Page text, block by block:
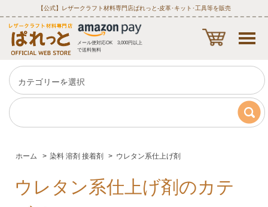
【公式】レザークラフト材料専門店ぱれっと‐皮革･キット･工具等を販売
メール便対応OK 3,000円以上
で送料無料
ホーム > 染料 溶剤 接着剤 > ウレタン系仕上げ剤
ウレタン系仕上げ剤のカテ